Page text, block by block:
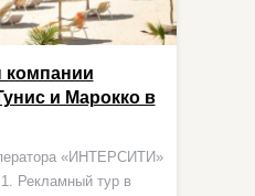
компании
и Марокко в
«ИНТЕРСИТИ»
Рекламный тур в